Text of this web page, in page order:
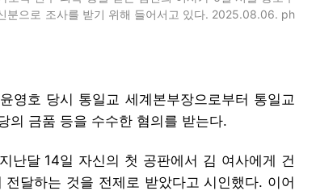
분으로 조사를 받기 위해 들어서고 있다. 2025.08.06. ph
영호 당시 통일교 세계본부장으로부터 통일교
의 금품 등을 수수한 혐의를 받는다.
난달 14일 자신의 첫 공판에서 김 여사에게 건
달하는 것을 전제로 받았다고 시인했다. 이어